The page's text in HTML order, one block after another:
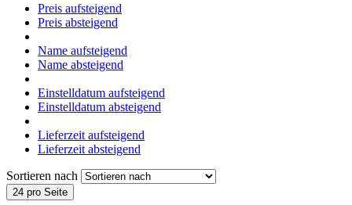
Preis aufsteigend
Preis absteigend
Name aufsteigend
Name absteigend
Einstelldatum aufsteigend
Einstelldatum absteigend
Lieferzeit aufsteigend
Lieferzeit absteigend
Sortieren nach
24 pro Seite